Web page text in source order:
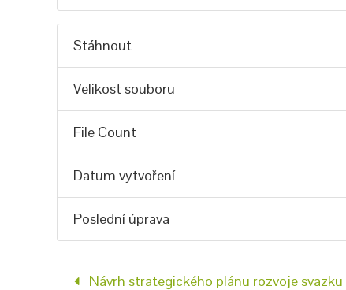
Stáhnout
Velikost souboru
File Count
Datum vytvoření
Poslední úprava
Návrh strategického plánu rozvoje